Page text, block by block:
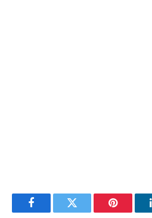
FacebookTwitter Pinterest